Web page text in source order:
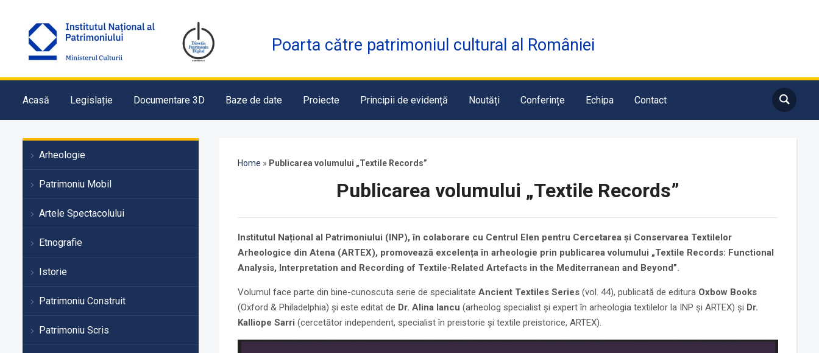
Poarta către patrimoniul cultural al României
Acasă Legislație Documentare 3D Baze de date Proiecte Principii de evidență Noutăți Conferințe Echipa Contact
Arheologie
Patrimoniu Mobil
Artele Spectacolului
Etnografie
Istorie
Patrimoniu Construit
Patrimoniu Scris
Home » Publicarea volumului „Textile Records”
Publicarea volumului „Textile Records”
Institutul Național al Patrimoniului (INP), în colaborare cu Centrul Elen pentru Cercetarea și Conservarea Textilelor
Arheologice din Atena (ARTEX), promovează excelența în arheologie prin publicarea volumului „Textile Records: Functional
Analysis, Interpretation and Recording of Textile-Related Artefacts in the Mediterranean and Beyond”.
Volumul face parte din bine-cunoscuta serie de specialitate Ancient Textiles Series(vol. 44), publicată de editura Oxbow Books
(Oxford & Philadelphia) și este editat de Dr. Alina Iancu (arheolog specialist și expert în arheologia textilelor la INP și ARTEX) și Dr.
Kalliope Sarri (cercetător independent, specialist în preistorie și textile preistorice, ARTEX).